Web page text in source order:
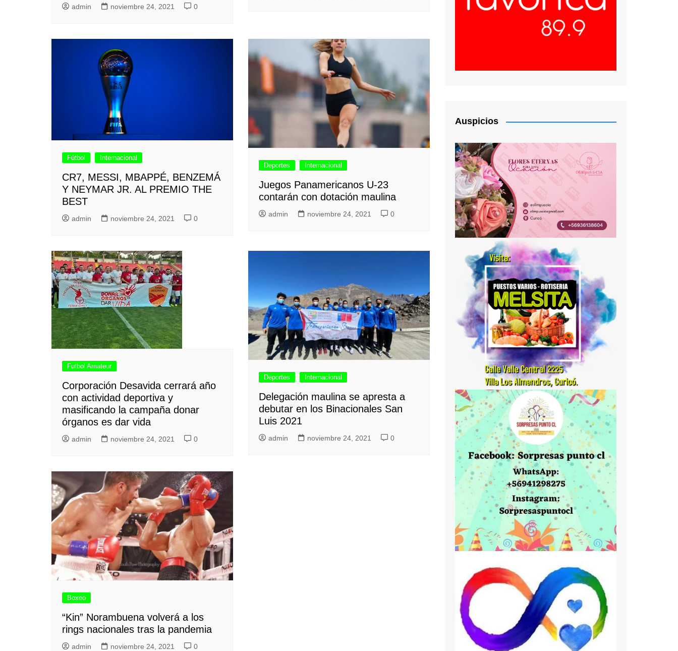
admin noviembre 24, 2021 0
Fútbol Internacional
CR7, MESSI, MBAPPÉ, BENZEMÁ
Y NEYMAR JR. AL PREMIO THE
BEST
admin noviembre 24, 2021 0
Deportes Internacional
Juegos Panamericanos U-23
contarán con dotación maulina
admin noviembre 24, 2021 0
Futbol Amateur
Corporación Desavida cerrará año
con actividad deportiva y
masificando la campaña donar
órganos es dar vida
admin noviembre 24, 2021 0
Deportes Internacional
Delegación maulina se apresta a
debutar en los Binacionales San
Luis 2021
admin noviembre 24, 2021 0
Boxeo
“Kin” Norambuena volverá a los
rings nacionales tras la pandemia
admin noviembre 24, 2021 0
Auspicios